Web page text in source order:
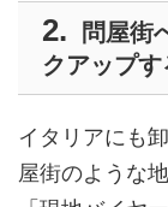
問屋街
クアップす
イタリアにも
屋街のような